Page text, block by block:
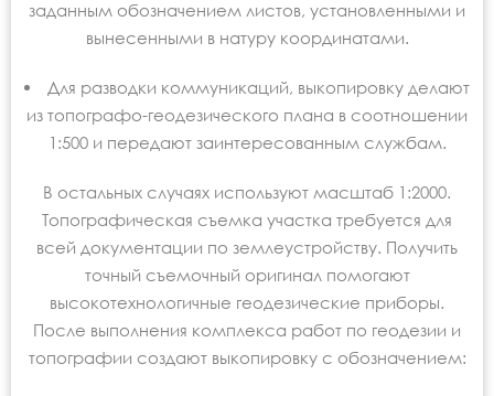
заданным обозначением листов, установленными и
вынесенными в натуру координатами.
Для разводки коммуникаций, выкопировку делают
из топографо-геодезического плана в соотношении
1:500 и передают заинтересованным службам.
В остальных случаях используют масштаб 1:2000.
Топографическая съемка участка требуется для
всей документации по землеустройству. Получить
точный съемочный оригинал помогают
высокотехнологичные геодезические приборы.
После выполнения комплекса работ по геодезии и
топографии создают выкопировку с обозначением: